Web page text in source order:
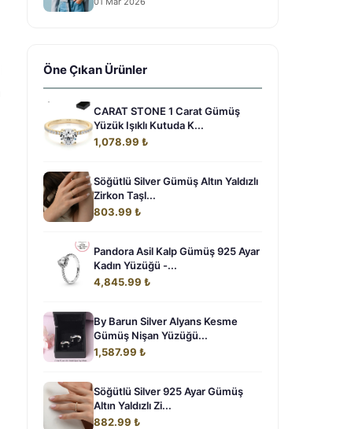
Öne Çıkan Ürünler
CARAT STONE 1 Carat Gümüş
Yüzük Işıklı Kutuda K...
1,078.99 ₺
Söğütlü Silver Gümüş Altın Yaldızlı
Zirkon Taşl...
803.99 ₺
Pandora Asil Kalp Gümüş 925 Ayar
Kadın Yüzüğü -...
4,845.99 ₺
By Barun Silver Alyans Kesme
Gümüş Nişan Yüzüğü...
1,587.99 ₺
Söğütlü Silver 925 Ayar Gümüş
Altın Yaldızlı Zi...
882.99 ₺